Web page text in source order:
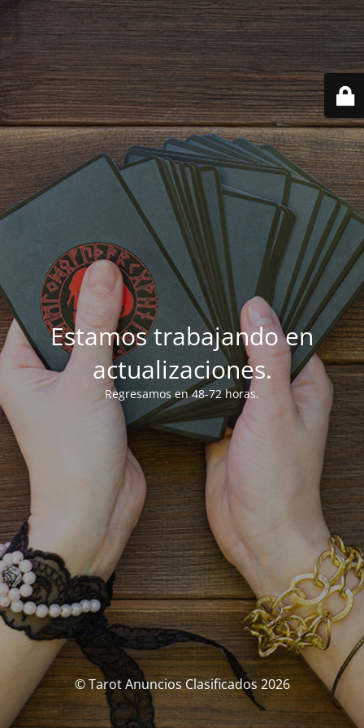
Estamos trabajando en
actualizaciones.
Regresamos en 48-72 horas.
© Tarot Anuncios Clasificados 2026